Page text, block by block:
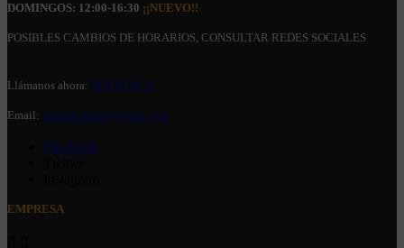
DOMINGOS: 12:00-16:30 ¡¡NUEVO!!
POSIBLES CAMBIOS DE HORARIOS, CONSULTAR REDES SOCIALES
Llámanos ahora: 910 59 94 11
Email: labirratorium@gmail.com
Facebook
EMPRESA